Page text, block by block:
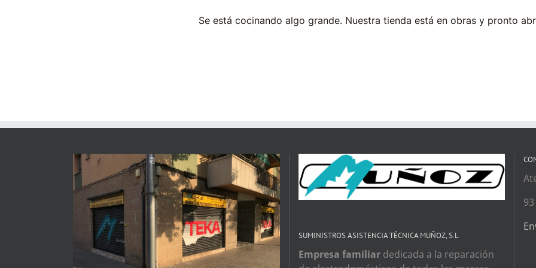
Se está cocinando algo grande. Nuestra tienda está en obras y pronto
SUMINISTROS ASISTENCIA TÉCNICA MUÑOZ, S.L
Empresa familiardedicada a la reparación